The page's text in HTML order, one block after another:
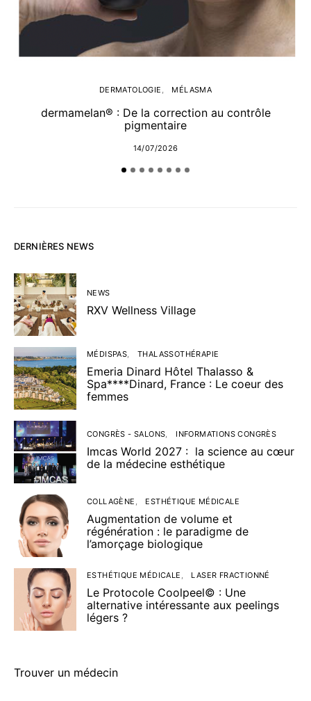
DERMATOLOGIE MÉLASMA
dermamelan® : De la correction au contrôle
pigmentaire
14/07/2026
DERNIÈRES NEWS
NEWS
RXV Wellness Village
MÉDISPAS THALASSOTHÉRAPIE
Emeria Dinard Hôtel Thalasso &
Spa****Dinard, France : Le coeur des
femmes
CONGRÈS - SALONS INFORMATIONS CONGRÈS
Imcas World 2027 : la science au cœur
de la médecine esthétique
COLLAGÈNE ESTHÉTIQUE MÉDICALE
Augmentation de volume et
régénération : le paradigme de
l’amorçage biologique
ESTHÉTIQUE MÉDICALE LASER FRACTIONNÉ
Le Protocole Coolpeel© : Une
alternative intéressante aux peelings
légers ?
Trouver un médecin